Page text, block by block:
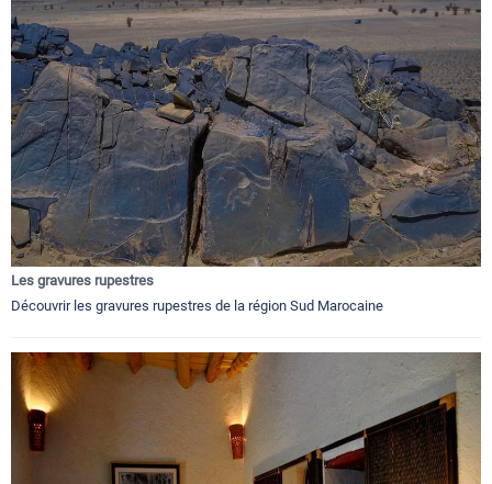
Les gravures rupestres
Découvrir les gravures rupestres de la région Sud Marocaine